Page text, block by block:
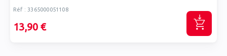
Réf : 3365000051108
13,90 €